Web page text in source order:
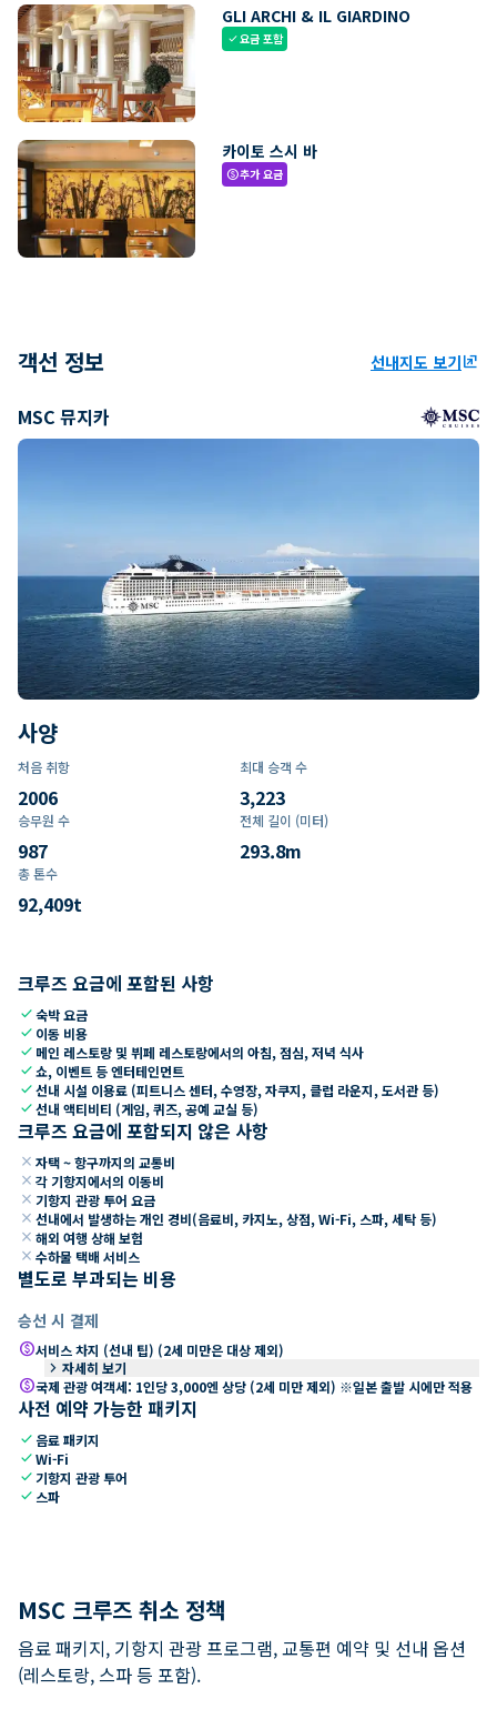
GLI ARCHI & IL GIARDINO
check요금 포함
카이토 스시 바
paid추가 요금
객선 정보 선내지도 보기ungroup
MSC 뮤지카
사양
처음 취항
2006
최대 승객 수
3,223
승무원 수
987
전체 길이 (미터)
293.8m
총 톤수
92,409t
크루즈 요금에 포함된 사항
check숙박 요금
check 이동 비용
check 메인 레스토랑 및 뷔페 레스토랑에서의 아침, 점심, 저녁 식사
check쇼, 이벤트 등 엔터테인먼트
check선내 시설 이용료 (피트니스 센터, 수영장, 자쿠지, 클럽 라운지, 도서관 등)
check선내 액티비티 (게임, 퀴즈, 공예 교실 등)
크루즈 요금에 포함되지 않은 사항
close 자택 ~ 항구까지의 교통비
close 각 기항지에서의 이동비
close 기항지 관광 투어 요금
close 선내에서 발생하는 개인 경비(음료비, 카지노, 상점, Wi-Fi, 스파, 세탁 등)
close 해외 여행 상해 보험
close 수하물 택배 서비스
별도로 부과되는 비용
승선 시 결제
paid서비스 차지 (선내 팁) (2세 미만은 대상 제외)
keyboard_arrow_right 자세히 보기
paid국제 관광 여객세: 1인당 3,000엔 상당 (2세 미만 제외) ※일본 출발 시에만 적용
사전 예약 가능한 패키지
check 음료 패키지
checkWi-Fi
check 기항지 관광 투어
check 스파
MSC 크루즈 취소 정책
음료 패키지, 기항지 관광 프로그램, 교통편 예약 및 선내 옵션
(레스토랑, 스파 등 포함).